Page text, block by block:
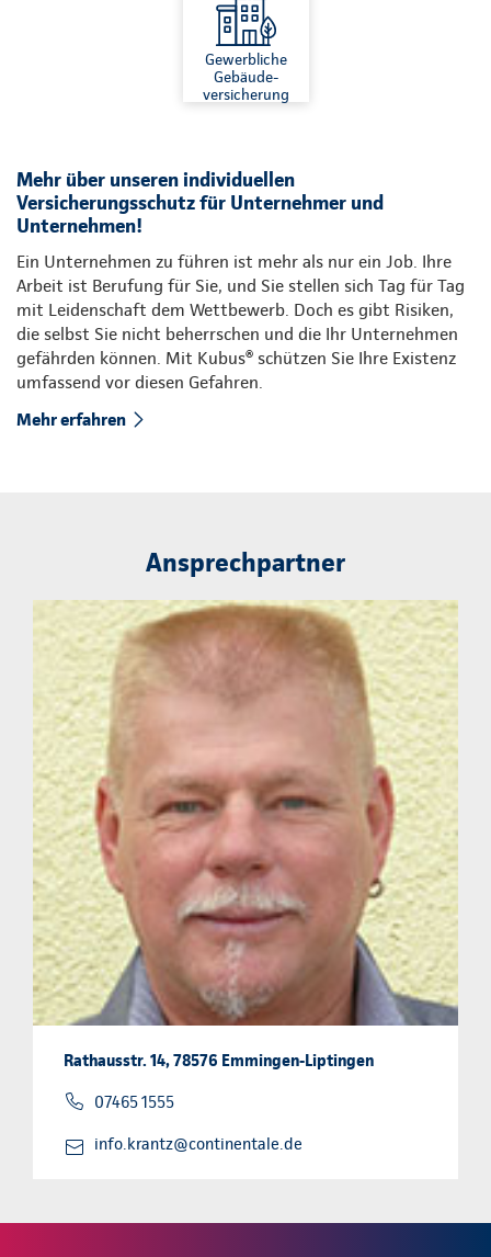
Gewerbliche
Gebäude-
versicherung
Mehr über unseren individuellen
Versicherungsschutz für Unternehmer und
Unternehmen!
Ein Unternehmen zu führen ist mehr als nur ein Job. Ihre
Arbeit ist Berufung für Sie, und Sie stellen sich Tag für Tag
mit Leidenschaft dem Wettbewerb. Doch es gibt Risiken,
die selbst Sie nicht beherrschen und die Ihr Unternehmen
gefährden können. Mit Kubus® schützen Sie Ihre Existenz
umfassend vor diesen Gefahren.
Mehr erfahren
Ansprechpartner
Rathausstr. 14, 78576 Emmingen-Liptingen
07465 1555
info.krantz@continentale.de